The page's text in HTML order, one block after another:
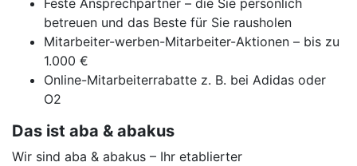
Feste Ansprechpartner – die Sie persönlich
betreuen und das Beste für Sie rausholen
Mitarbeiter-werben-Mitarbeiter-Aktionen – bis zu
1.000 €
Online-Mitarbeiterrabatte z. B. bei Adidas oder
O2
Das ist aba & abakus
Wir sind aba & abakus – Ihr etablierter